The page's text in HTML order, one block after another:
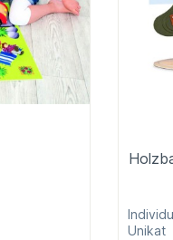
Unikat